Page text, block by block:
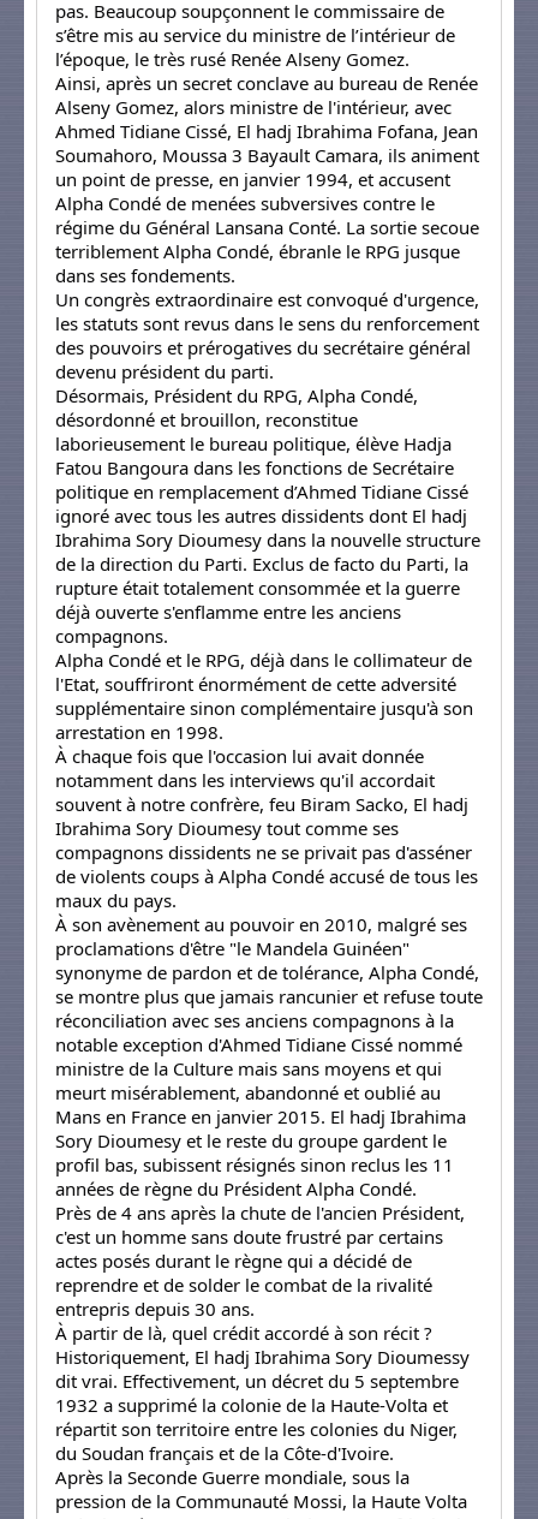
pas. Beaucoup soupçonnent le commissaire de
s’être mis au service du ministre de l’intérieur de
l’époque, le très rusé Renée Alseny Gomez.
Ainsi, après un secret conclave au bureau de Renée
Alseny Gomez, alors ministre de l'intérieur, avec
Ahmed Tidiane Cissé, El hadj Ibrahima Fofana, Jean
Soumahoro, Moussa 3 Bayault Camara, ils animent
un point de presse, en janvier 1994, et accusent
Alpha Condé de menées subversives contre le
régime du Général Lansana Conté. La sortie secoue
terriblement Alpha Condé, ébranle le RPG jusque
dans ses fondements.
Un congrès extraordinaire est convoqué d'urgence,
les statuts sont revus dans le sens du renforcement
des pouvoirs et prérogatives du secrétaire général
devenu président du parti.
Désormais, Président du RPG, Alpha Condé,
désordonné et brouillon, reconstitue
laborieusement le bureau politique, élève Hadja
Fatou Bangoura dans les fonctions de Secrétaire
politique en remplacement d’Ahmed Tidiane Cissé
ignoré avec tous les autres dissidents dont El hadj
Ibrahima Sory Dioumesy dans la nouvelle structure
de la direction du Parti. Exclus de facto du Parti, la
rupture était totalement consommée et la guerre
déjà ouverte s'enflamme entre les anciens
compagnons.
Alpha Condé et le RPG, déjà dans le collimateur de
l'Etat, souffriront énormément de cette adversité
supplémentaire sinon complémentaire jusqu'à son
arrestation en 1998.
À chaque fois que l'occasion lui avait donnée
notamment dans les interviews qu'il accordait
souvent à notre confrère, feu Biram Sacko, El hadj
Ibrahima Sory Dioumesy tout comme ses
compagnons dissidents ne se privait pas d'asséner
de violents coups à Alpha Condé accusé de tous les
maux du pays.
À son avènement au pouvoir en 2010, malgré ses
proclamations d'être "le Mandela Guinéen"
synonyme de pardon et de tolérance, Alpha Condé,
se montre plus que jamais rancunier et refuse toute
réconciliation avec ses anciens compagnons à la
notable exception d'Ahmed Tidiane Cissé nommé
ministre de la Culture mais sans moyens et qui
meurt misérablement, abandonné et oublié au
Mans en France en janvier 2015. El hadj Ibrahima
Sory Dioumesy et le reste du groupe gardent le
profil bas, subissent résignés sinon reclus les 11
années de règne du Président Alpha Condé.
Près de 4 ans après la chute de l'ancien Président,
c'est un homme sans doute frustré par certains
actes posés durant le règne qui a décidé de
reprendre et de solder le combat de la rivalité
entrepris depuis 30 ans.
À partir de là, quel crédit accordé à son récit ?
Historiquement, El hadj Ibrahima Sory Dioumessy
dit vrai. Effectivement, un décret du 5 septembre
1932 a supprimé la colonie de la Haute-Volta et
répartit son territoire entre les colonies du Niger,
du Soudan français et de la Côte-d'Ivoire.
Après la Seconde Guerre mondiale, sous la
pression de la Communauté Mossi, la Haute Volta